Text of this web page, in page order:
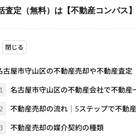
査定（無料）は【不動産コンパス】
古屋市守山区の不動産売却や不動産査
名古屋市守山区の不動産会社で不動産
不動産売却の流れ｜5ステップで不動
不動産売却の媒介契約の種類